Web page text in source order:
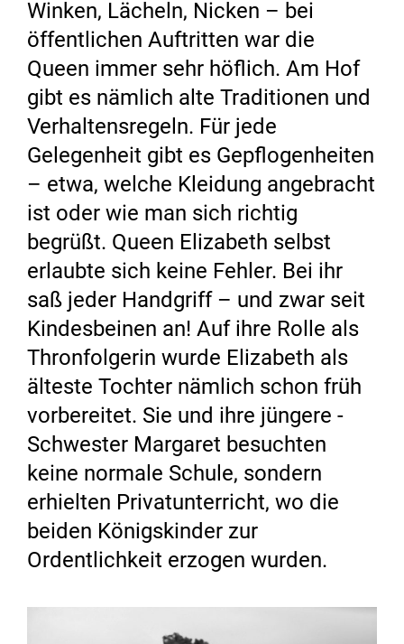
Winken, Lächeln, Nicken – bei
öffentlichen Auftritten war die
Queen immer sehr höflich. Am Hof
gibt es nämlich alte Traditionen und
Verhaltensregeln. Für jede
Gelegenheit gibt es Gepflogenheiten
– etwa, welche Kleidung angebracht
ist oder wie man sich richtig
begrüßt. Queen Elizabeth selbst
erlaubte sich keine Fehler. Bei ihr
saß jeder Handgriff – und zwar seit
Kindesbeinen an! Auf ihre Rolle als
Thronfolgerin wurde Elizabeth als
älteste Tochter nämlich schon früh
vorbereitet. Sie und ihre jüngere ­
Schwester Margaret besuchten
keine normale Schule, sondern
erhielten Privatunterricht, wo die
beiden Königs­kinder zur
Ordentlichkeit erzogen wurden.